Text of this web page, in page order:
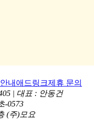
내 애드링크제휴 문의
| 대표 : 안동건
-0573
(주)모요